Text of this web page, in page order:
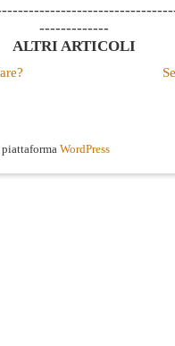
-------------
ALTRI ARTICOLI
WordPress